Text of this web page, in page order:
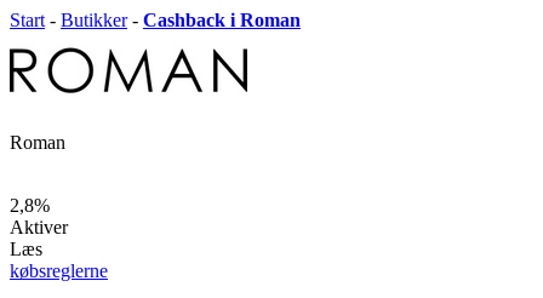
Start - Butikker - Cashback i Roman
Roman
2,8%
Aktiver
Læs
købsreglerne